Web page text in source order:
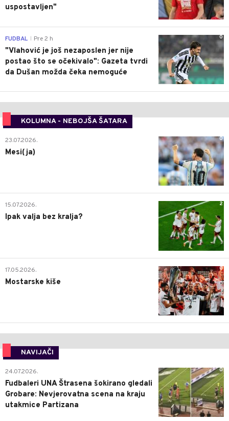
uspostavljen"
0
FUDBAL Pre 2 h
"Vlahović je još nezaposlen jer nije
postao što se očekivalo": Gazeta tvrdi
da Dušan možda čeka nemoguće
KOLUMNA - NEBOJŠA ŠATARA
0
23.07.2026.
Mesi(ja)
2
15.07.2026.
Ipak valja bez kralja?
0
17.05.2026.
Mostarske kiše
NAVIJAČI
0
24.07.2026.
Fudbaleri UNA Štrasena šokirano gledali
Grobare: Nevjerovatna scena na kraju
utakmice Partizana